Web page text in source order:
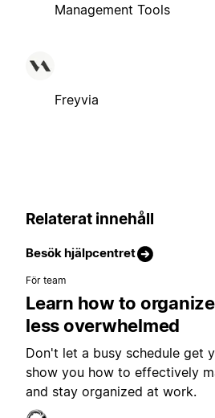
Management Tools
Freyvia
Relaterat innehåll
Besök hjälpcentret
För team
Learn how to
less overwhelmed
Don't let a busy schedule get
show you how to effectively
and stay organized at work.